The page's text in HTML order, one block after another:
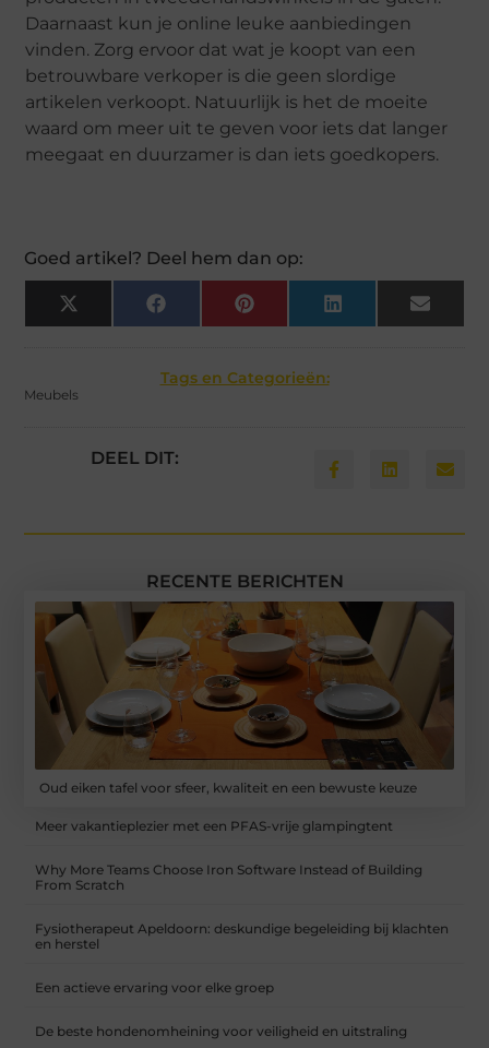
Daarnaast kun je online leuke aanbiedingen
vinden. Zorg ervoor dat wat je koopt van een
betrouwbare verkoper is die geen slordige
artikelen verkoopt. Natuurlijk is het de moeite
waard om meer uit te geven voor iets dat langer
meegaat en duurzamer is dan iets goedkopers.
Goed artikel? Deel hem dan op:
X
(Twitter)
Facebook Pinterest LinkedIn Email
Tags en Categorieën:
Meubels
DEEL DIT:
RECENTE BERICHTEN
Oud eiken tafel voor sfeer, kwaliteit en een bewuste keuze
Meer vakantieplezier met een PFAS-vrije glampingtent
Why More Teams Choose Iron Software Instead of Building
From Scratch
Fysiotherapeut Apeldoorn: deskundige begeleiding bij klachten
en herstel
Een actieve ervaring voor elke groep
De beste hondenomheining voor veiligheid en uitstraling